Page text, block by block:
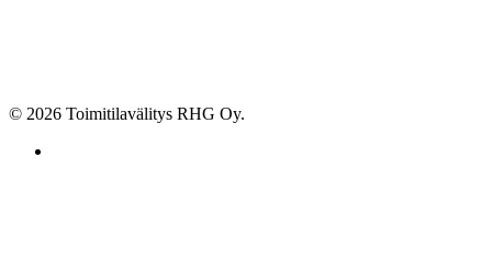
© 2026 Toimitilavälitys RHG Oy.